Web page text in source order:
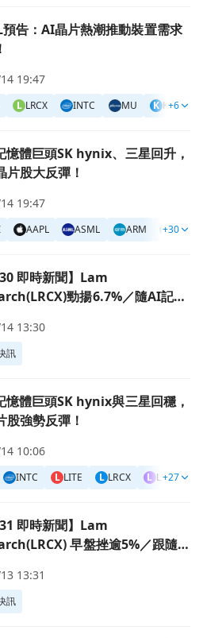
潮推動裝置需求激增！頁面
告：AI晶片熱潮推動裝置需求
L LRCX INTC MU K KLAC
+6
19:47
、三星回升，AI與晶片股大反
憶體巨頭SK hynix、三星回升，
片股大反彈！
AAPL ASML ARM A ANET
+30
19:47
Research(LRCX)勁揚6.7%／
即時新聞】Lam
勁揚6.7%／隨AI記憶
訊
13:30
與三星回穩，AI晶片股強勢反
憶體巨頭SK hynix與三星回穩，
股強勢反彈！
INTC L LITE L LRCX L LSCC
+27
10:06
Research(LRCX) 早盤挫逾5%
即時新聞】Lam
早盤挫逾5%／跟隨記
訊
13:31